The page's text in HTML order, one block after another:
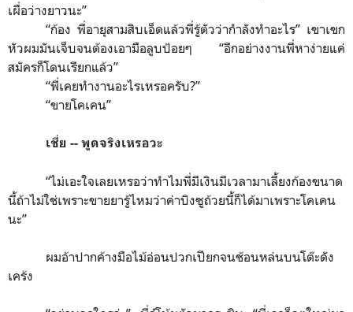
เผื่อว่างยาวนะ”
“ก้อง พี่อายุสามสิบเอ็ดแล้วพี่รู้ตัวว่ากำลังทำอะไร” เขาเขก
หัวผมมันเจ็บจนต้องเอามือลูบป้อยๆ “อีกอย่างงานพี่หาง่ายแค่
สมัครก็โดนเรียกแล้ว”
“พี่เคยทำงานอะไรเหรอครับ?”
“ขายโคเคน”
เชี่ย -- พูดจริงเหรอวะ
“ไม่เอะใจเลยเหรอว่าทำไมพี่มีเงินมีเวลามาเลี้ยงก้องขนาด
นี้ถ้าไม่ใช่เพราะขายยารู้ไหมว่าค่าบิงซูถ้วยนี้ก็ได้มาเพราะโคเคน
นะ”
ผมอ้าปากค้างมือไม้อ่อนปวกเปียกจนช้อนหล่นบนโต๊ะดัง
เคร้ง